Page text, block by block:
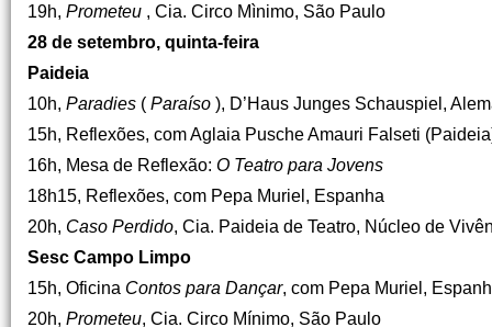
19h, Prometeu , Cia. Circo Mìnimo, São Paulo
28 de setembro, quinta-feira
Paideia
10h, Paradies ( Paraíso ), D’Haus Junges Schauspiel,
15h, Reflexões, com Aglaia Pusche Amauri Falseti
16h, Mesa de Reflexão: O Teatro para Jovens
18h15, Reflexões, com Pepa Muriel, Espanha
20h, Caso Perdido, Cia. Paideia de Teatro, Núcleo de
Sesc Campo Limpo
15h, Oficina Contos para Dançar, com Pepa Muriel,
20h, Prometeu, Cia. Circo Mínimo, São Paulo